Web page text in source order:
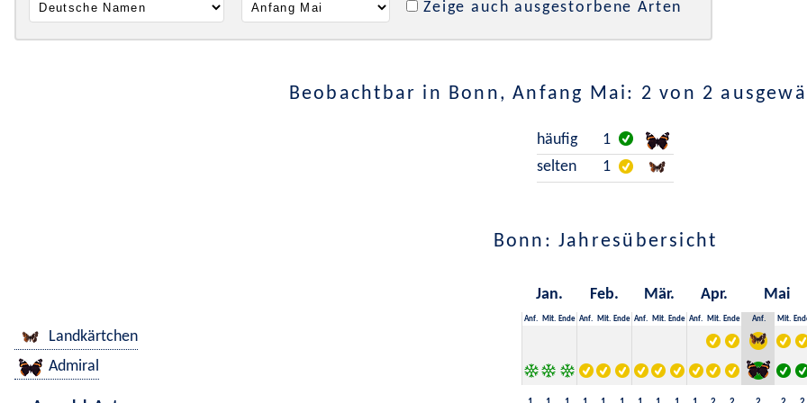
Zeige auch ausgestorbene Arten
Beobachtbar in Bonn, Anfang Mai: 2 von 2
häufig
1
selten
1
Bonn: Jahresübersicht
Jan. Feb. Mär. Apr. Mai
Anf. Mit. Ende Anf. Mit. Ende Anf. Mit. Ende Anf. Mit. Ende Anf. Mit.
Landkärtchen
Admiral